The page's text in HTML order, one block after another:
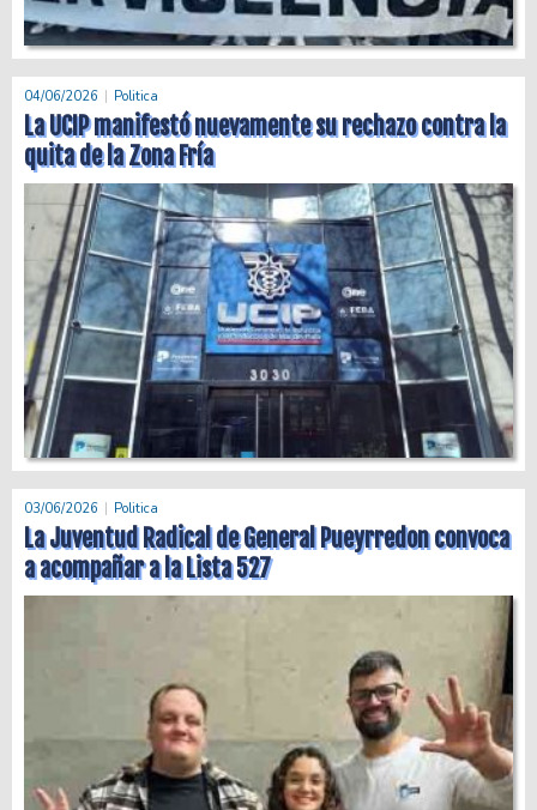
04/06/2026 Politica
La UCIP manifestó nuevamente su rechazo contra la
quita de la Zona Fría
03/06/2026 Politica
La Juventud Radical de General Pueyrredon convoca
a acompañar a la Lista 527